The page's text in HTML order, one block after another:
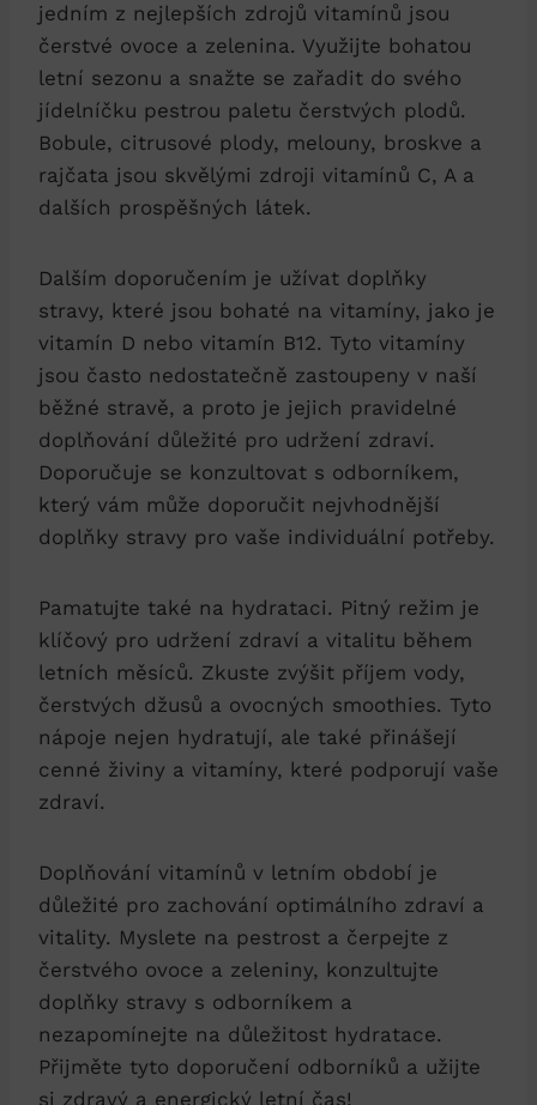
jedním z nejlepších zdrojů vitamínů jsou
čerstvé ovoce a zelenina. Využijte bohatou
letní sezonu a snažte se zařadit do svého
jídelníčku pestrou paletu čerstvých plodů.
Bobule, citrusové plody, melouny, broskve a
rajčata jsou skvělými zdroji vitamínů C, A a
dalších prospěšných látek.
Dalším doporučením je užívat doplňky
stravy, které jsou bohaté na vitamíny, jako je
vitamín D nebo vitamín B12. Tyto vitamíny
jsou často nedostatečně zastoupeny v naší
běžné stravě, a proto je jejich pravidelné
doplňování důležité pro udržení zdraví.
Doporučuje se konzultovat s odborníkem,
který vám může doporučit nejvhodnější
doplňky stravy pro vaše individuální potřeby.
Pamatujte také na hydrataci. Pitný režim je
klíčový pro udržení zdraví a vitalitu během
letních měsíců. Zkuste zvýšit příjem vody,
čerstvých džusů a ovocných smoothies. Tyto
nápoje nejen hydratují, ale také přinášejí
cenné živiny a vitamíny, které podporují vaše
zdraví.
Doplňování vitamínů v letním období je
důležité pro zachování optimálního zdraví a
vitality. Myslete na pestrost a čerpejte z
čerstvého ovoce a zeleniny, konzultujte
doplňky stravy s odborníkem a
nezapomínejte na důležitost hydratace.
Přijměte tyto doporučení odborníků a užijte
si zdravý a energický letní čas!